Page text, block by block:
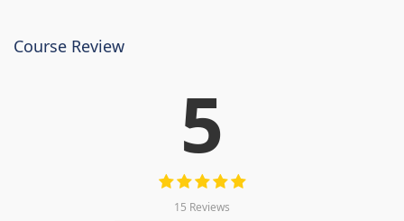
Course Review
5
15 Reviews